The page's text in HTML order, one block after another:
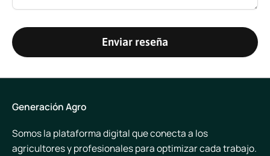
Enviar reseña
Generación Agro
Somos la plataforma digital que conecta a los
agricultores y profesionales para optimizar cada trabajo.